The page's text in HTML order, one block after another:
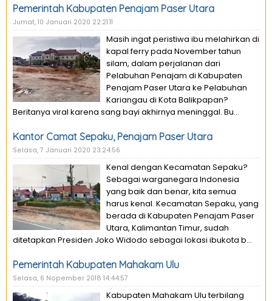
Pemerintah Kabupaten Penajam Paser Utara
Jumat, 10 Januari 2020 22:21:11
Masih ingat peristiwa ibu melahirkan di
kapal ferry pada November tahun
silam, dalam perjalanan dari
Pelabuhan Penajam di Kabupaten
Penajam Paser Utara ke Pelabuhan
Kariangau di Kota Balikpapan?
Beritanya viral karena sang bayi akhirnya meninggal. Bu...
Kantor Camat Sepaku, Penajam Paser Utara
Selasa, 7 Januari 2020 23:24:56
Kenal dengan Kecamatan Sepaku?
Sebagai warganegara Indonesia
yang baik dan benar, kita semua
harus kenal. Kecamatan Sepaku, yang
berada di Kabupaten Penajam Paser
Utara, Kalimantan Timur, sudah
ditetapkan Presiden Joko Widodo sebagai lokasi ibukota b...
Pemerintah Kabupaten Mahakam Ulu
Selasa, 6 Nopember 2018 14:44:57
Kabupaten Mahakam Ulu terbilang